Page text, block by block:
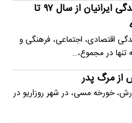
روایت آماری مسعود نیلی از زندگی ایرانیان از سال ۹۷ تا
اقتصادی، اجتماعی، فرهنگی و
مرگ پدر
خورخه مسی، در شهر روزاریو در